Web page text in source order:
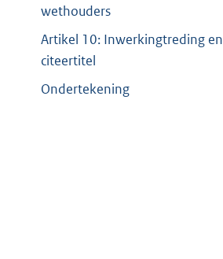
wethouders
Artikel 10: Inwerkingtreding en
citeertitel
Ondertekening